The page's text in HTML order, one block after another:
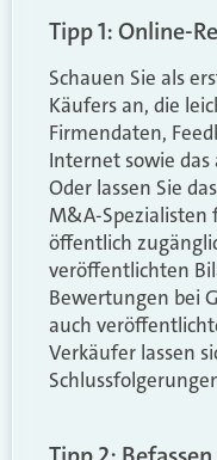
Tipp 1: Online-
Schauen Sie als
Käufers an, die
Firmendaten,
Internet sowie
Oder lassen Sie
M&A-Spezialisten
öffentlich
veröffentlichten
Bewertungen bei
auch
Verkäufer lassen